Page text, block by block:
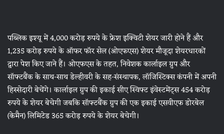
पब्लिक इश्यू में 4,000 करोड़ रुपये के फ्रेश इक्विटी शेयर जारी होने हैं और
1,235 करोड़ रुपये के ऑफर फॉर सेल (ओएफएस) शेयर मौजूदा शेयरधारकों
द्वारा पेश किए जाने हैं। ओएफएस के तहत, निवेशक कार्लाइल ग्रुप और
सॉफ्टबैंक के साथ-साथ डेल्हीवरी के सह-संस्थापक, लॉजिस्टिक्स कंपनी में अपनी
हिस्सेदारी बेचेंगे। कार्लाइल ग्रुप की इकाई सीए स्विफ्ट इंवेस्टमेंट्स 454 करोड़
रुपये के शेयर बेचेगी जबकि सॉफ्टबैंक ग्रुप की एक इकाई एसवीएफ डोरबेल
(केमैन) लिमिटेड 365 करोड़ रुपये के शेयर बेचेगी।